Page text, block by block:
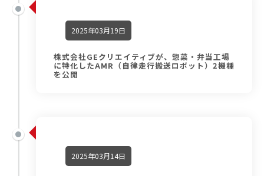
2025年03月19日
株式会社GEクリエイティブが、惣菜・弁当工場
に特化したAMR（⾃律⾛⾏搬送ロボット）2機種
を公開
2025年03月14日